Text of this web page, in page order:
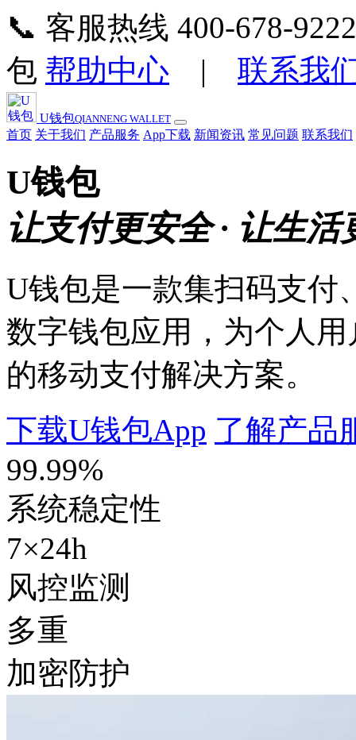
📞 客服热线 400-678-
包 帮助中心 | 联系我
U钱包QIANNENG WALLET
首页 关于我们 产品服务 App下载 新闻资讯 常见问题 联系我们
U钱包
让支付更安全 · 让生活
U钱包是一款集扫码支付
数字钱包应用，为个人
的移动支付解决方案。
下载U钱包App 了解产品
99.99%
系统稳定性
7×24h
风控监测
多重
加密防护